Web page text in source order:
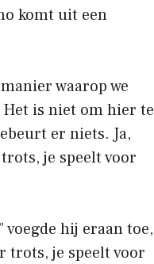
komt uit een
waarop we
Het is niet om hier te
er niets. Ja,
je speelt voor
voegde hij eraan toe,
trots, je speelt voor